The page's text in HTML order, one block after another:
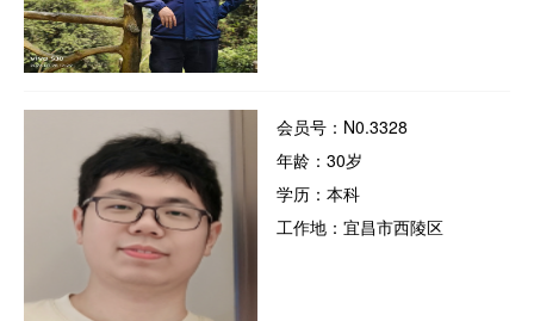
会员号：N0.3328
年龄：30岁
学历：本科
工作地：宜昌市西陵区